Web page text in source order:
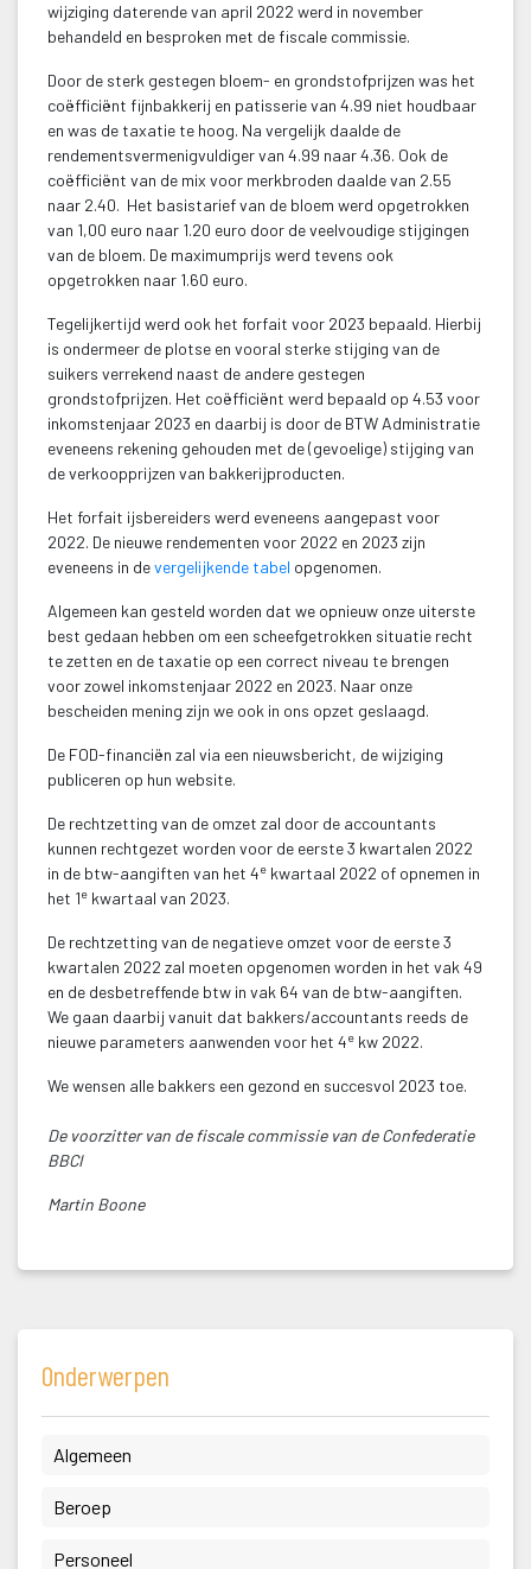
wijziging daterende van april 2022 werd in november
behandeld en besproken met de fiscale commissie.
Door de sterk gestegen bloem- en grondstofprijzen was het
coëfficiënt fijnbakkerij en patisserie van 4.99 niet houdbaar
en was de taxatie te hoog. Na vergelijk daalde de
rendementsvermenigvuldiger van 4.99 naar 4.36. Ook de
coëfficiënt van de mix voor merkbroden daalde van 2.55
naar 2.40. Het basistarief van de bloem werd opgetrokken
van 1,00 euro naar 1.20 euro door de veelvoudige stijgingen
van de bloem. De maximumprijs werd tevens ook
opgetrokken naar 1.60 euro.
Tegelijkertijd werd ook het forfait voor 2023 bepaald. Hierbij
is ondermeer de plotse en vooral sterke stijging van de
uikers verrekend naast de andere gestegen
grondstofprijzen. Het coëfficiënt werd bepaald op 4.53 voor
inkomstenjaar 2023 en daarbij is door de BTW Administratie
eveneens rekening gehouden met de (gevoelige) stijging van
de verkoopprijzen van bakkerijproducten.
Het forfait ijsbereiders werd eveneens aangepast voor
2022. De nieuwe rendementen voor 2022 en 2023 zijn
eveneens in de vergelijkende tabel opgenomen.
Algemeen kan gesteld worden dat we opnieuw onze uiterste
best gedaan hebben om een scheefgetrokken situatie recht
te zetten en de taxatie op een correct niveau te brengen
voor zowel inkomstenjaar 2022 en 2023. Naar onze
bescheiden mening zijn we ook in ons opzet geslaagd.
De FOD-financiën zal via een nieuwsbericht, de wijziging
publiceren op hun website.
De rechtzetting van de omzet zal door de accountants
kunnen rechtgezet worden voor de eerste 3 kwartalen 2022
in de btw-aangiften van het 4e kwartaal 2022 of opnemen in
het 1e kwartaal van 2023.
De rechtzetting van de negatieve omzet voor de eerste 3
kwartalen 2022 zal moeten opgenomen worden in het vak 49
en de desbetreffende btw in vak 64 van de btw-aangiften.
We gaan daarbij vanuit dat bakkers/accountants reeds de
nieuwe parameters aanwenden voor het 4e kw 2022.
We wensen alle bakkers een gezond en succesvol 2023 toe.
De voorzitter van de fiscale commissie van de Confederatie
BBCI
Martin Boone
Onderwerpen
Algemeen
Beroep
Personeel